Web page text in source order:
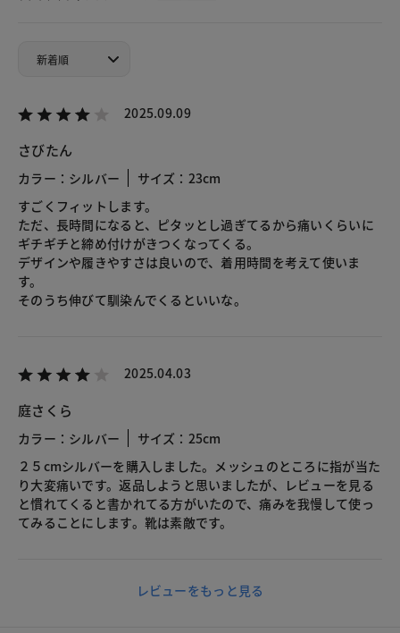
2025.09.09
さびたん
カラー：シルバー
サイズ：23cm
すごくフィットします。
ただ、長時間になると、ピタッとし過ぎてるから痛いくらいに
ギチギチと締め付けがきつくなってくる。
デザインや履きやすさは良いので、着用時間を考えて使いま
す。
そのうち伸びて馴染んでくるといいな。
2025.04.03
庭さくら
カラー：シルバー
サイズ：25cm
２５cmシルバーを購入しました。メッシュのところに指が当た
り大変痛いです。返品しようと思いましたが、レビューを見る
と慣れてくると書かれてる方がいたので、痛みを我慢して使っ
てみることにします。靴は素敵です。
レビューをもっと見る